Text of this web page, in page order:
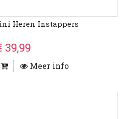
Heren Instappers
39,99
Meer info